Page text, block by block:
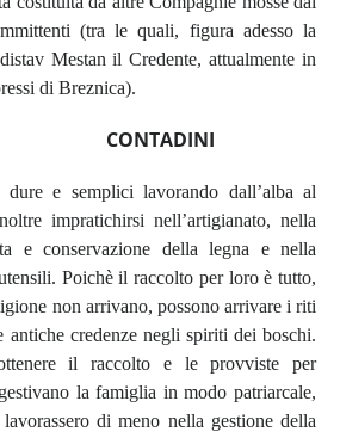
(tra le quali, figura adesso la
Mestan il Credente, attualmente in
di Breznica).
CONTADINI
e semplici lavorando dall’alba al
impratichirsi nell’artigianato, nella
e conservazione della legna e nella
Poichè il raccolto per loro è tutto,
non arrivano, possono arrivare i riti
antiche credenze negli spiriti dei boschi.
il raccolto e le provviste per
la famiglia in modo patriarcale,
di meno nella gestione della